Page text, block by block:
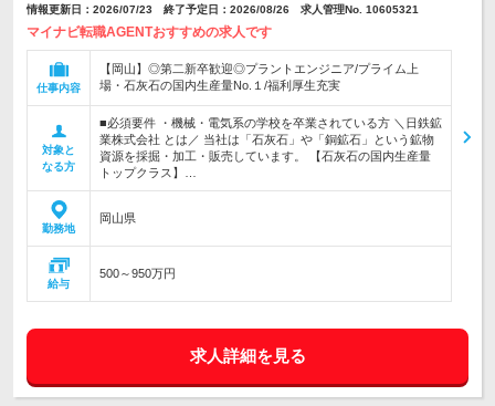
情報更新日：2026/07/23 終了予定日：2026/08/26 求人管理No. 10605321
マイナビ転職AGENTおすすめの求人です
仕事内容
【岡山】◎第二新卒歓迎◎プラントエンジニア/プライム上
場・石灰石の国内生産量No.１/福利厚生充実
対象と
なる方
■必須要件 ・機械・電気系の学校を卒業されている方 ＼日鉄鉱
業株式会社 とは／ 当社は「石灰石」や「銅鉱石」という鉱物
資源を採掘・加工・販売しています。 【石灰石の国内生産量
トップクラス】…
勤務地
岡山県
給与
500～950万円
求人詳細を見る